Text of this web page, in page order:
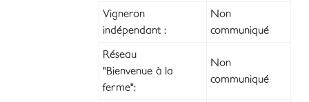
Vigneron
indépendant :
Non
communiqué
Réseau
"Bienvenue à la
ferme":
Non
communiqué